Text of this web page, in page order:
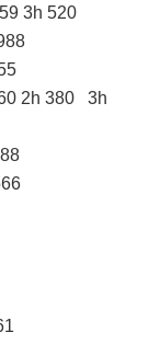
3h 520
2h 380 3h